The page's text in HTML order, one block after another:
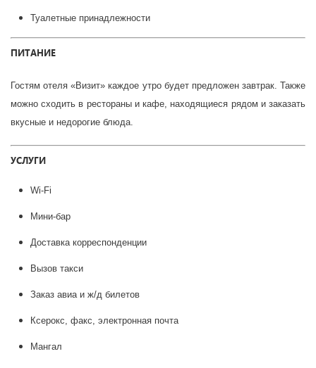
Туалетные принадлежности
ПИТАНИЕ
Гостям отеля «Визит» каждое утро будет предложен завтрак. Также
можно сходить в рестораны и кафе, находящиеся рядом и заказать
вкусные и недорогие блюда.
УСЛУГИ
Wi-Fi
Мини-бар
Доставка корреспонденции
Вызов такси
Заказ авиа и ж/д билетов
Ксерокс, факс, электронная почта
Мангал